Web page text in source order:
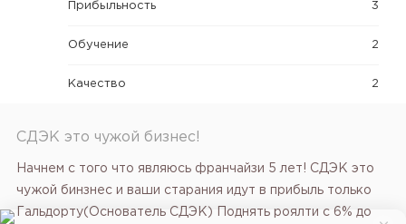
Прибыльность 3
Обучение 2
Качество 2
СДЭК это чужой бизнес!
Начнем с того что являюсь франчайзи 5 лет! СДЭК это
чужой бинзнес и ваши старания идут в прибыль только
Гальдорту(Основатель СДЭК) Поднять роялти с 6% до